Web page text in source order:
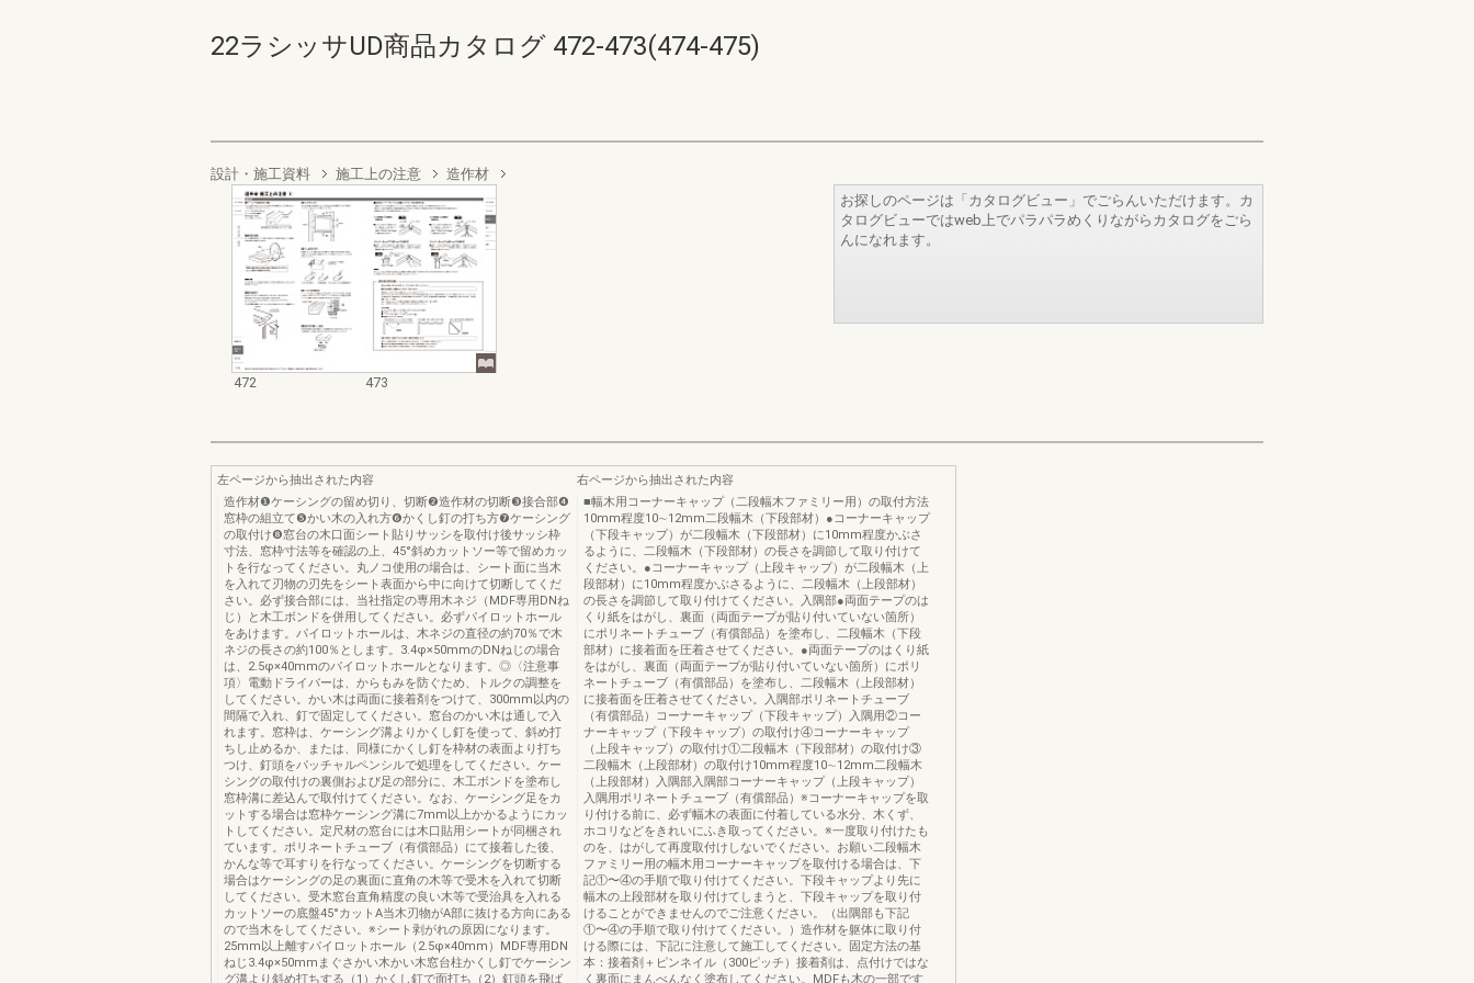
22ラシッサUD商品カタログ 472-473(474-475)
設計・施工資料 施工上の注意 造作材
472 473
お探しのページは「カタログビュー」でごらんいただけます。カ
タログビューではweb上でパラパラめくりながらカタログをごら
んになれます。
左ページから抽出された内容
造作材❶ケーシングの留め切り、切断❷造作材の切断❸接合部❹
窓枠の組立て❺かい木の入れ方❻かくし釘の打ち方❼ケーシング
の取付け❽窓台の木口面シート貼りサッシを取付け後サッシ枠
寸法、窓枠寸法等を確認の上、45°斜めカットソー等で留めカッ
トを行なってください。丸ノコ使用の場合は、シート面に当木
を入れて刃物の刃先をシート表面から中に向けて切断してくだ
さい。必ず接合部には、当社指定の専用木ネジ（MDF専用DNね
じ）と木工ボンドを併用してください。必ずパイロットホール
をあけます。パイロットホールは、木ネジの直径の約70％で木
ネジの長さの約100％とします。3.4φ×50mmのDNねじの場合
は、2.5φ×40mmのパイロットホールとなります。◎〈注意事
項〉電動ドライバーは、からもみを防ぐため、トルクの調整を
してください。かい木は両面に接着剤をつけて、300mm以内の
間隔で入れ、釘で固定してください。窓台のかい木は通しで入
れます。窓枠は、ケーシング溝よりかくし釘を使って、斜め打
ちし止めるか、または、同様にかくし釘を枠材の表面より打ち
つけ、釘頭をパッチャルペンシルで処理をしてください。ケー
シングの取付けの裏側および足の部分に、木工ボンドを塗布し
窓枠溝に差込んで取付けてください。なお、ケーシング足をカ
ットする場合は窓枠ケーシング溝に7mm以上かかるようにカッ
トしてください。定尺材の窓台には木口貼用シートが同梱され
ています。ポリネートチューブ（有償部品）にて接着した後、
かんな等で耳すりを行なってください。ケーシングを切断する
場合はケーシングの足の裏面に直角の木等で受木を入れて切断
してください。受木窓台直角精度の良い木等で受治具を入れる
カットソーの底盤45°カットA当木刃物がA部に抜ける方向にある
ので当木をしてください。※シート剥がれの原因になります。
25mm以上離すパイロットホール（2.5φ×40mm）MDF専用DN
ねじ3.4φ×50mmまぐさかい木かい木窓台柱かくし釘でケーシン
グ溝より斜め打ちする（1）かくし釘で面打ち（2）釘頭を飛ば
右ページから抽出された内容
■幅木用コーナーキャップ（二段幅木ファミリー用）の取付方法
10mm程度10∼12mm二段幅木（下段部材）●コーナーキャップ
（下段キャップ）が二段幅木（下段部材）に10mm程度かぶさ
るように、二段幅木（下段部材）の長さを調節して取り付けて
ください。●コーナーキャップ（上段キャップ）が二段幅木（上
段部材）に10mm程度かぶさるように、二段幅木（上段部材）
の長さを調節して取り付けてください。入隅部●両面テープのは
くり紙をはがし、裏面（両面テープが貼り付いていない箇所）
にポリネートチューブ（有償部品）を塗布し、二段幅木（下段
部材）に接着面を圧着させてください。●両面テープのはくり紙
をはがし、裏面（両面テープが貼り付いていない箇所）にポリ
ネートチューブ（有償部品）を塗布し、二段幅木（上段部材）
に接着面を圧着させてください。入隅部ポリネートチューブ
（有償部品）コーナーキャップ（下段キャップ）入隅用②コー
ナーキャップ（下段キャップ）の取付け④コーナーキャップ
（上段キャップ）の取付け①二段幅木（下段部材）の取付け③
二段幅木（上段部材）の取付け10mm程度10∼12mm二段幅木
（上段部材）入隅部入隅部コーナーキャップ（上段キャップ）
入隅用ポリネートチューブ（有償部品）※コーナーキャップを取
り付ける前に、必ず幅木の表面に付着している水分、木くず、
ホコリなどをきれいにふき取ってください。※一度取り付けたも
のを、はがして再度取付けしないでください。お願い二段幅木
ファミリー用の幅木用コーナーキャップを取付ける場合は、下
記①〜④の手順で取り付けてください。下段キャップより先に
幅木の上段部材を取り付けてしまうと、下段キャップを取り付
けることができませんのでご注意ください。（出隅部も下記
①〜④の手順で取り付けてください。）造作材を躯体に取り付
ける際には、下記に注意して施工してください。固定方法の基
本：接着剤＋ピンネイル（300ピッチ）接着剤は、点付けではな
く裏面にまんべんなく塗布してください。MDFも木の一部です